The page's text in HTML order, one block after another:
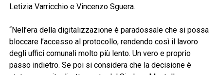
Letizia Varricchio e Vincenzo Sguera.
“Nell’era della digitalizzazione è paradossale che si possa
bloccare l’accesso al protocollo, rendendo così il lavoro
degli uffici comunali molto più lento. Un vero e proprio
passo indietro. Se poi si considera che la decisione è